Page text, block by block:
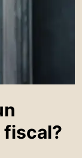
fiscal?